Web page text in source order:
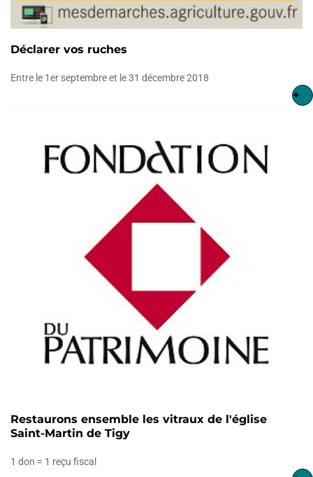
Déclarer vos ruches
Entre le 1er septembre et le 31 décembre 2018
+
Restaurons ensemble les vitraux de l'église
Saint-Martin de Tigy
1 don = 1 reçu fiscal